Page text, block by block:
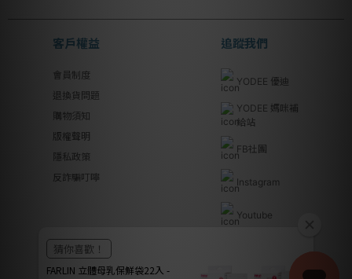
客戶權益
會員制度
退換貨問題
購物須知
版權聲明
隱私政策
反詐騙叮嚀
追蹤我們
YODEE 優迪
YODEE 媽咪補
給站
FB社團
Instagram
Youtube